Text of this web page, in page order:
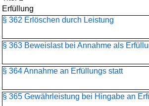
Erfüllung
§ 362 Erlöschen durch Leistung
§ 363 Beweislast bei Annahme als
§ 364 Annahme an Erfüllungs statt
§ 365 Gewährleistung bei Hingabe an